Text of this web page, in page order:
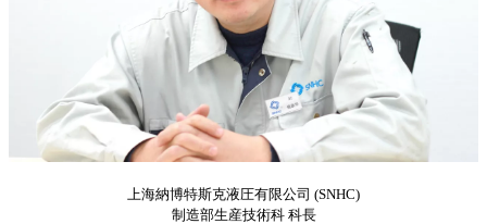
上海納博特斯克液圧有限公司 (SNHC)
制造部生産技術科 科長